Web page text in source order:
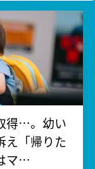
得…。幼い
え「帰りた
マ…